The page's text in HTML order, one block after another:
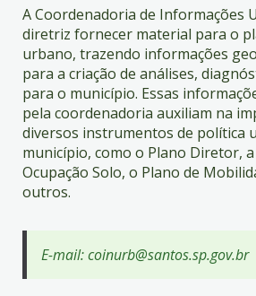
A Coordenadoria de Informações
diretriz fornecer material para o
urbano, trazendo informações
para a criação de análises,
para o município. Essas
pela coordenadoria auxiliam na
diversos instrumentos de política
município, como o Plano Diretor, a
Ocupação Solo, o Plano de
outros.
E-mail: coinurb@santos.sp.gov.br